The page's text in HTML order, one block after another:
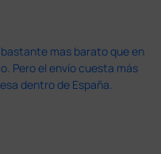
mas barato que en
Pero el envío cuesta más
dentro de España.